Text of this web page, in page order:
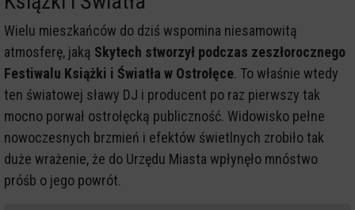
Wielu mieszkańców do dziś wspomina niesamowitą
atmosferę, jaką Skytech stworzył podczas zeszłorocznego
Festiwalu Książki i Światła w Ostrołęce. To właśnie wtedy
ten światowej sławy DJ i producent po raz pierwszy tak
mocno porwał ostrołęcką publiczność. Widowisko pełne
nowoczesnych brzmień i efektów świetlnych zrobiło tak
duże wrażenie, że do Urzędu Miasta wpłynęło mnóstwo
próśb o jego powrót.